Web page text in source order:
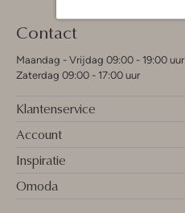
Contact
Maandag - Vrijdag 09:00 - 19:00 uur
Zaterdag 09:00 - 17:00 uur
Klantenservice
Account
Inspiratie
Omoda